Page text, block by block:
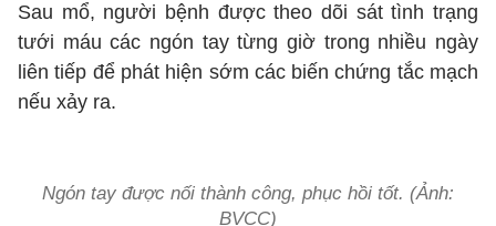
Sau mổ, người bệnh được theo dõi sát tình trạng
tưới máu các ngón tay từng giờ trong nhiều ngày
liên tiếp để phát hiện sớm các biến chứng tắc mạch
nếu xảy ra.
Ngón tay được nối thành công, phục hồi tốt. (Ảnh:
BVCC)